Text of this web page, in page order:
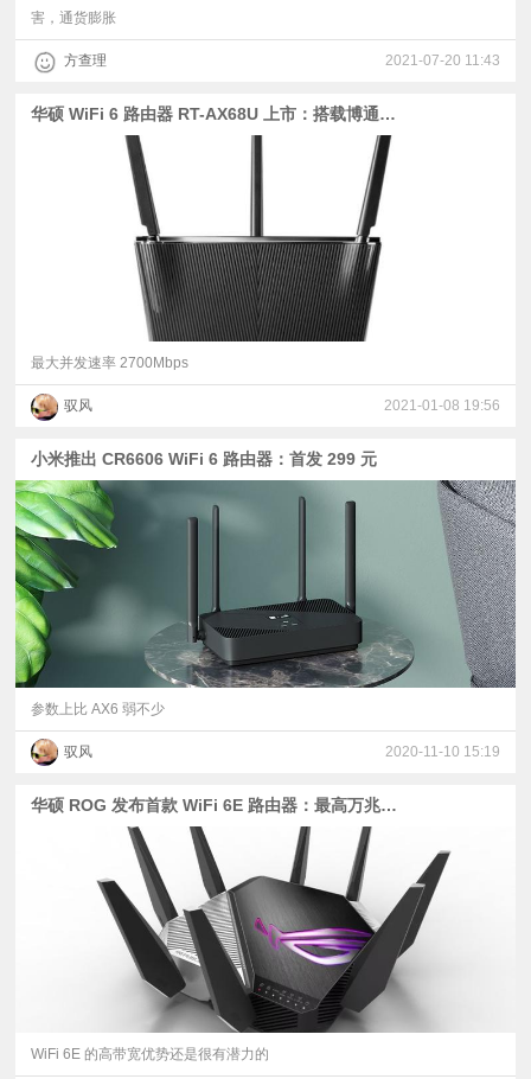
害，通货膨胀
方查理 2021-07-20 11:43
华硕 WiFi 6 路由器 RT-AX68U 上市：搭载博通芯片，预售价 999 元
最大并发速率 2700Mbps
驭风 2021-01-08 19:56
小米推出 CR6606 WiFi 6 路由器：首发 299 元
参数上比 AX6 弱不少
驭风 2020-11-10 15:19
华硕 ROG 发布首款 WiFi 6E 路由器：最高万兆速率
WiFi 6E 的高带宽优势还是很有潜力的